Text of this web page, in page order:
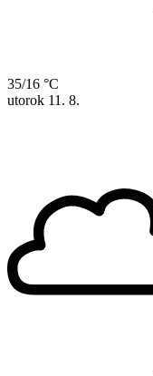
35/16 °C
utorok 11. 8.